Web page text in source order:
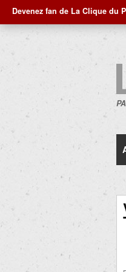
Devenez fan de La Clique du